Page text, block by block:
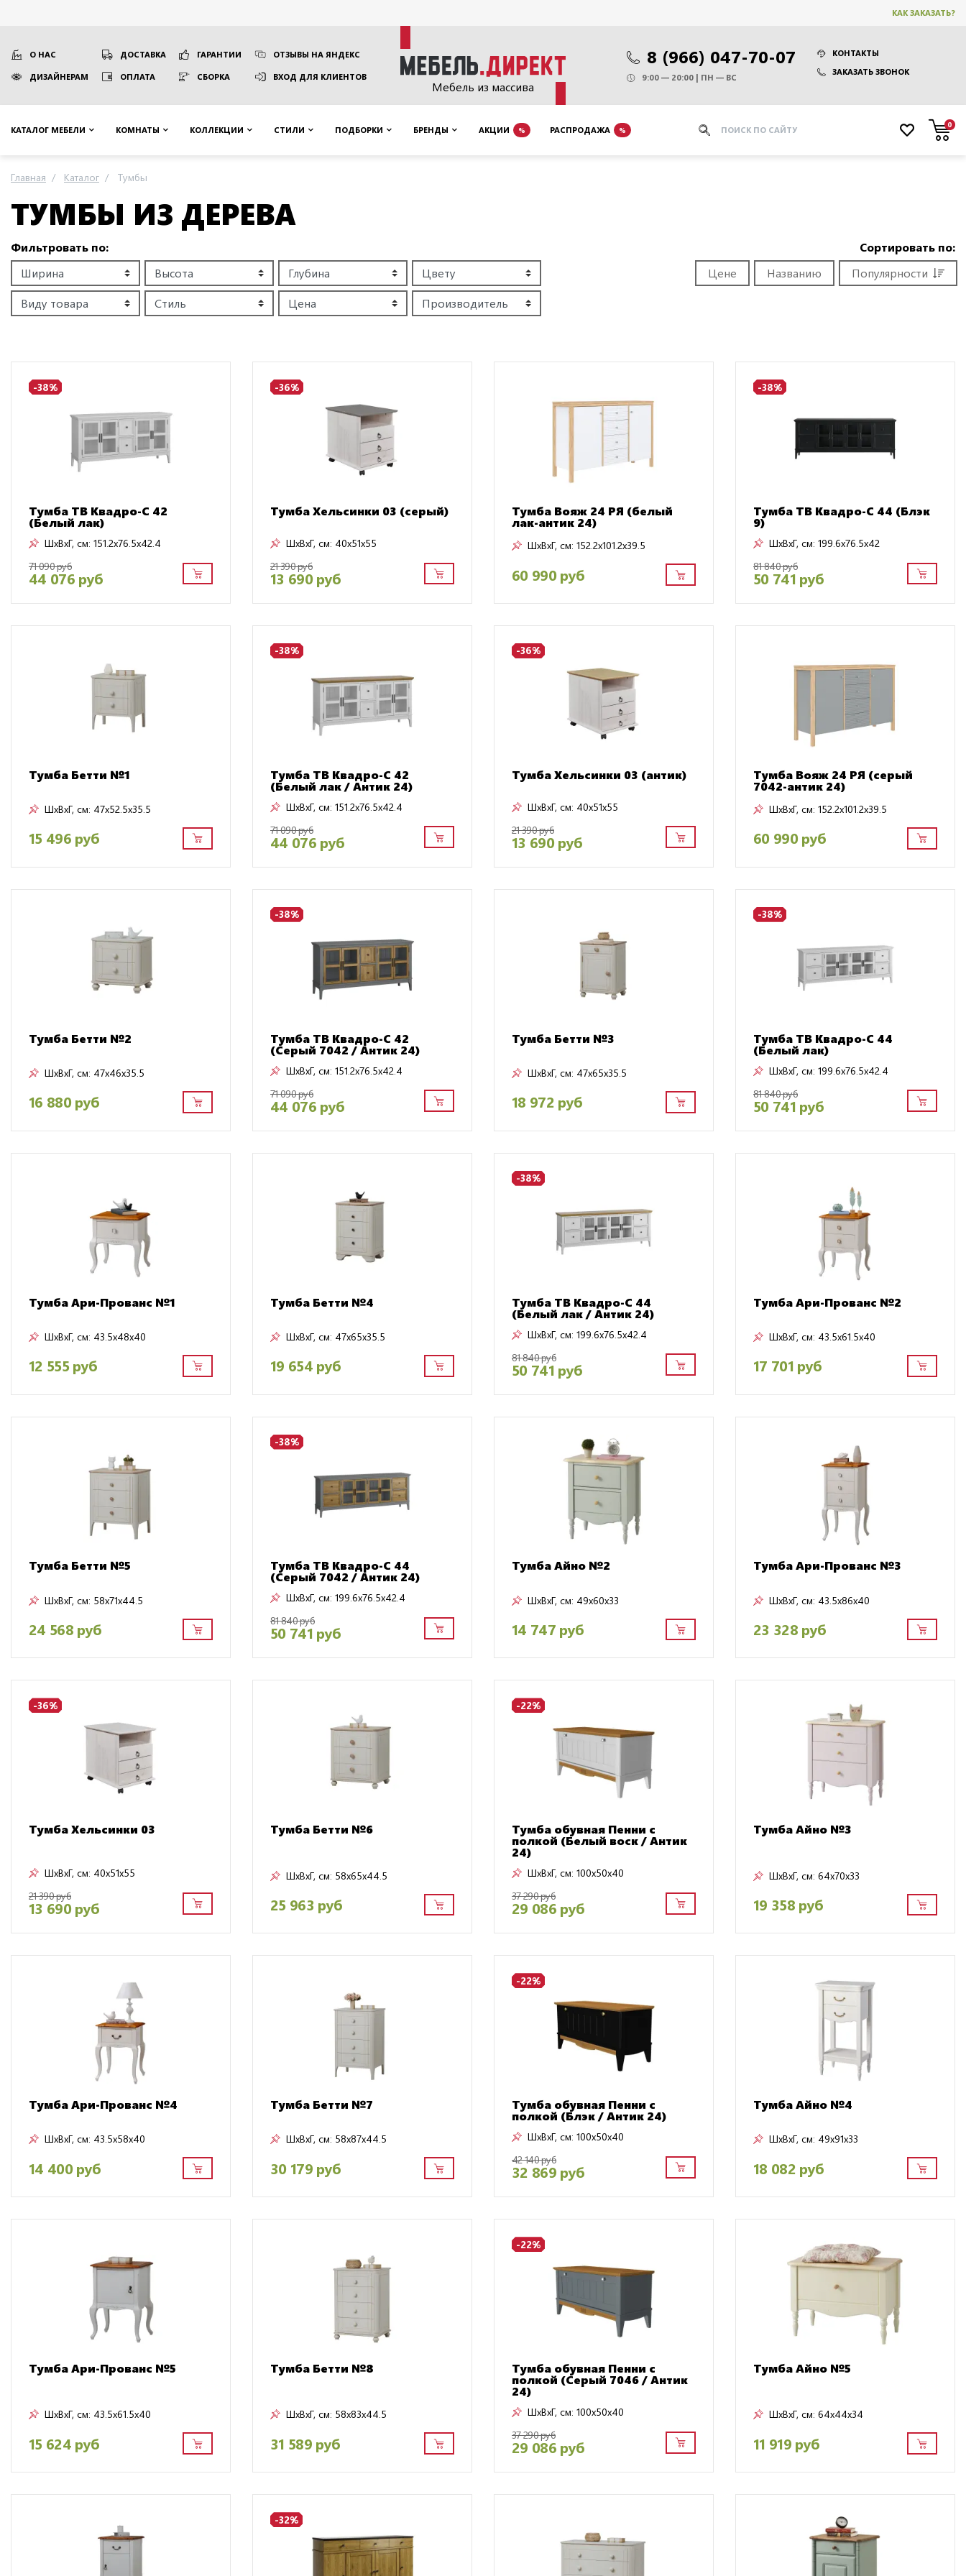
КАК ЗАКАЗАТЬ?
Мебель из массива
О НАС ДОСТАВКА ГАРАНТИИ ОТЗЫВЫ НА ЯНДЕКС
ДИЗАЙНЕРАМ ОПЛАТА СБОРКА ВХОД ДЛЯ КЛИЕНТОВ
8 (966) 047-70-07
КОНТАКТЫ
ЗАКАЗАТЬ ЗВОНОК
9:00 — 20:00 | ПН — ВС
КАТАЛОГ МЕБЕЛИ КОМНАТЫ КОЛЛЕКЦИИ СТИЛИ ПОДБОРКИ БРЕНДЫ АКЦИИ % РАСПРОДАЖА %
0
Главная Каталог Тумбы
ТУМБЫ ИЗ ДЕРЕВА
Сортировать по:
Цене
Названию Популярности
Фильтровать по:
-38%
Тумба TB Квадро-С 42
(Белый лак)
ШxВxГ, см: 151.2x76.5x42.4
71 090 руб
44 076 руб
-36%
Тумба Хельсинки 03 (серый)
ШxВxГ, см: 40x51x55
21 390 руб
13 690 руб
Тумба Вояж 24 РЯ (белый
лак-антик 24)
ШxВxГ, см: 152.2x101.2x39.5
60 990 руб
-38%
Тумба ТВ Квадро-С 44 (Блэк
9)
ШxВxГ, см: 199.6x76.5x42
81 840 руб
50 741 руб
Тумба Бетти №1
ШxВxГ, см: 47x52.5x35.5
15 496 руб
-38%
Тумба TB Квадро-С 42
(Белый лак / Антик 24)
ШxВxГ, см: 151.2x76.5x42.4
71 090 руб
44 076 руб
-36%
Тумба Хельсинки 03 (антик)
ШxВxГ, см: 40x51x55
21 390 руб
13 690 руб
Тумба Вояж 24 РЯ (серый
7042-антик 24)
ШxВxГ, см: 152.2x101.2x39.5
60 990 руб
Тумба Бетти №2
ШxВxГ, см: 47x46x35.5
16 880 руб
-38%
Тумба TB Квадро-С 42
(Серый 7042 / Антик 24)
ШxВxГ, см: 151.2x76.5x42.4
71 090 руб
44 076 руб
Тумба Бетти №3
ШxВxГ, см: 47x65x35.5
18 972 руб
-38%
Тумба TB Квадро-С 44
(Белый лак)
ШxВxГ, см: 199.6x76.5x42.4
81 840 руб
50 741 руб
Тумба Ари-Прованс №1
ШxВxГ, см: 43.5x48x40
12 555 руб
Тумба Бетти №4
ШxВxГ, см: 47x65x35.5
19 654 руб
-38%
Тумба TB Квадро-С 44
(Белый лак / Антик 24)
ШxВxГ, см: 199.6x76.5x42.4
81 840 руб
50 741 руб
Тумба Ари-Прованс №2
ШxВxГ, см: 43.5x61.5x40
17 701 руб
Тумба Бетти №5
ШxВxГ, см: 58x71x44.5
24 568 руб
-38%
Тумба TB Квадро-С 44
(Серый 7042 / Антик 24)
ШxВxГ, см: 199.6x76.5x42.4
81 840 руб
50 741 руб
Тумба Айно №2
ШxВxГ, см: 49x60x33
14 747 руб
Тумба Ари-Прованс №3
ШxВxГ, см: 43.5x86x40
23 328 руб
-36%
Тумба Хельсинки 03
ШxВxГ, см: 40x51x55
21 390 руб
13 690 руб
Тумба Бетти №6
ШxВxГ, см: 58x65x44.5
25 963 руб
-22%
Тумба обувная Пенни с
полкой (Белый воск / Антик
24)
ШxВxГ, см: 100x50x40
37 290 руб
29 086 руб
Тумба Айно №3
ШxВxГ, см: 64x70x33
19 358 руб
Тумба Ари-Прованс №4
ШxВxГ, см: 43.5x58x40
14 400 руб
Тумба Бетти №7
ШxВxГ, см: 58x87x44.5
30 179 руб
-22%
Тумба обувная Пенни с
полкой (Блэк / Антик 24)
ШxВxГ, см: 100x50x40
42 140 руб
32 869 руб
Тумба Айно №4
ШxВxГ, см: 49x91x33
18 082 руб
Тумба Ари-Прованс №5
ШxВxГ, см: 43.5x61.5x40
15 624 руб
Тумба Бетти №8
ШxВxГ, см: 58x83x44.5
31 589 руб
-22%
Тумба обувная Пенни с
полкой (Серый 7046 / Антик
24)
ШxВxГ, см: 100x50x40
37 290 руб
29 086 руб
Тумба Айно №5
ШxВxГ, см: 64x44x34
11 919 руб
-32%